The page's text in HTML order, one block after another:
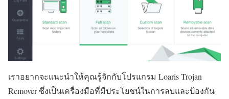
เราอยากจะแนะนำให้คุณรู้จักกับโปรแกรม Loaris Trojan
Remover ซึ่งเป็นเครื่องมือที่มีประโยชน์ในการลบและป้องกัน